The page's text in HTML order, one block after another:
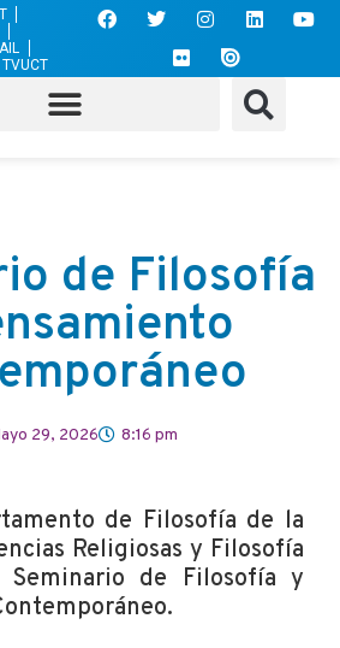
TVUCT
de Filosofía
29, 2026 8:16 pm
de Filosofía de la
Religiosas y Filosofía
de Filosofía y